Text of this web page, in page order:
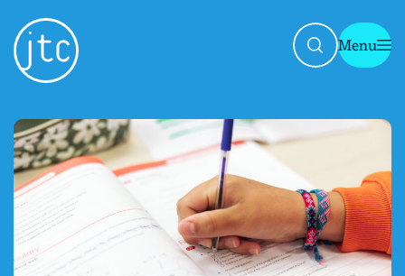
Menu